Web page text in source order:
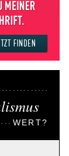
WERT?